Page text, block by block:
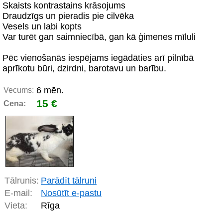
Skaists kontrastains krāsojums
Draudzīgs un pieradis pie cilvēka
Vesels un labi kopts
Var turēt gan saimniecībā, gan kā ģimenes mīluli
Pēc vienošanās iespējams iegādāties arī pilnībā
aprīkotu būri, dzirdni, barotavu un barību.
Vecums: 6 mēn.
Cena: 15 €
Tālrunis: Parādīt tālruni
E-mail:
Nosūtīt e-pastu
Vieta:
Rīga